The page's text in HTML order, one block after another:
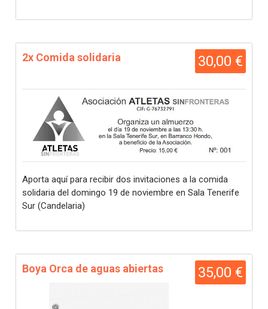
30,00 €
2x Comida solidaria
Aporta aquí para recibir dos invitaciones a la comida
solidaria del domingo 19 de noviembre en Sala Tenerife
Sur (Candelaria)
35,00 €
Boya Orca de aguas abiertas